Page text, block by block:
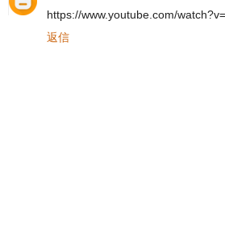
https://www.youtube.com/
返信